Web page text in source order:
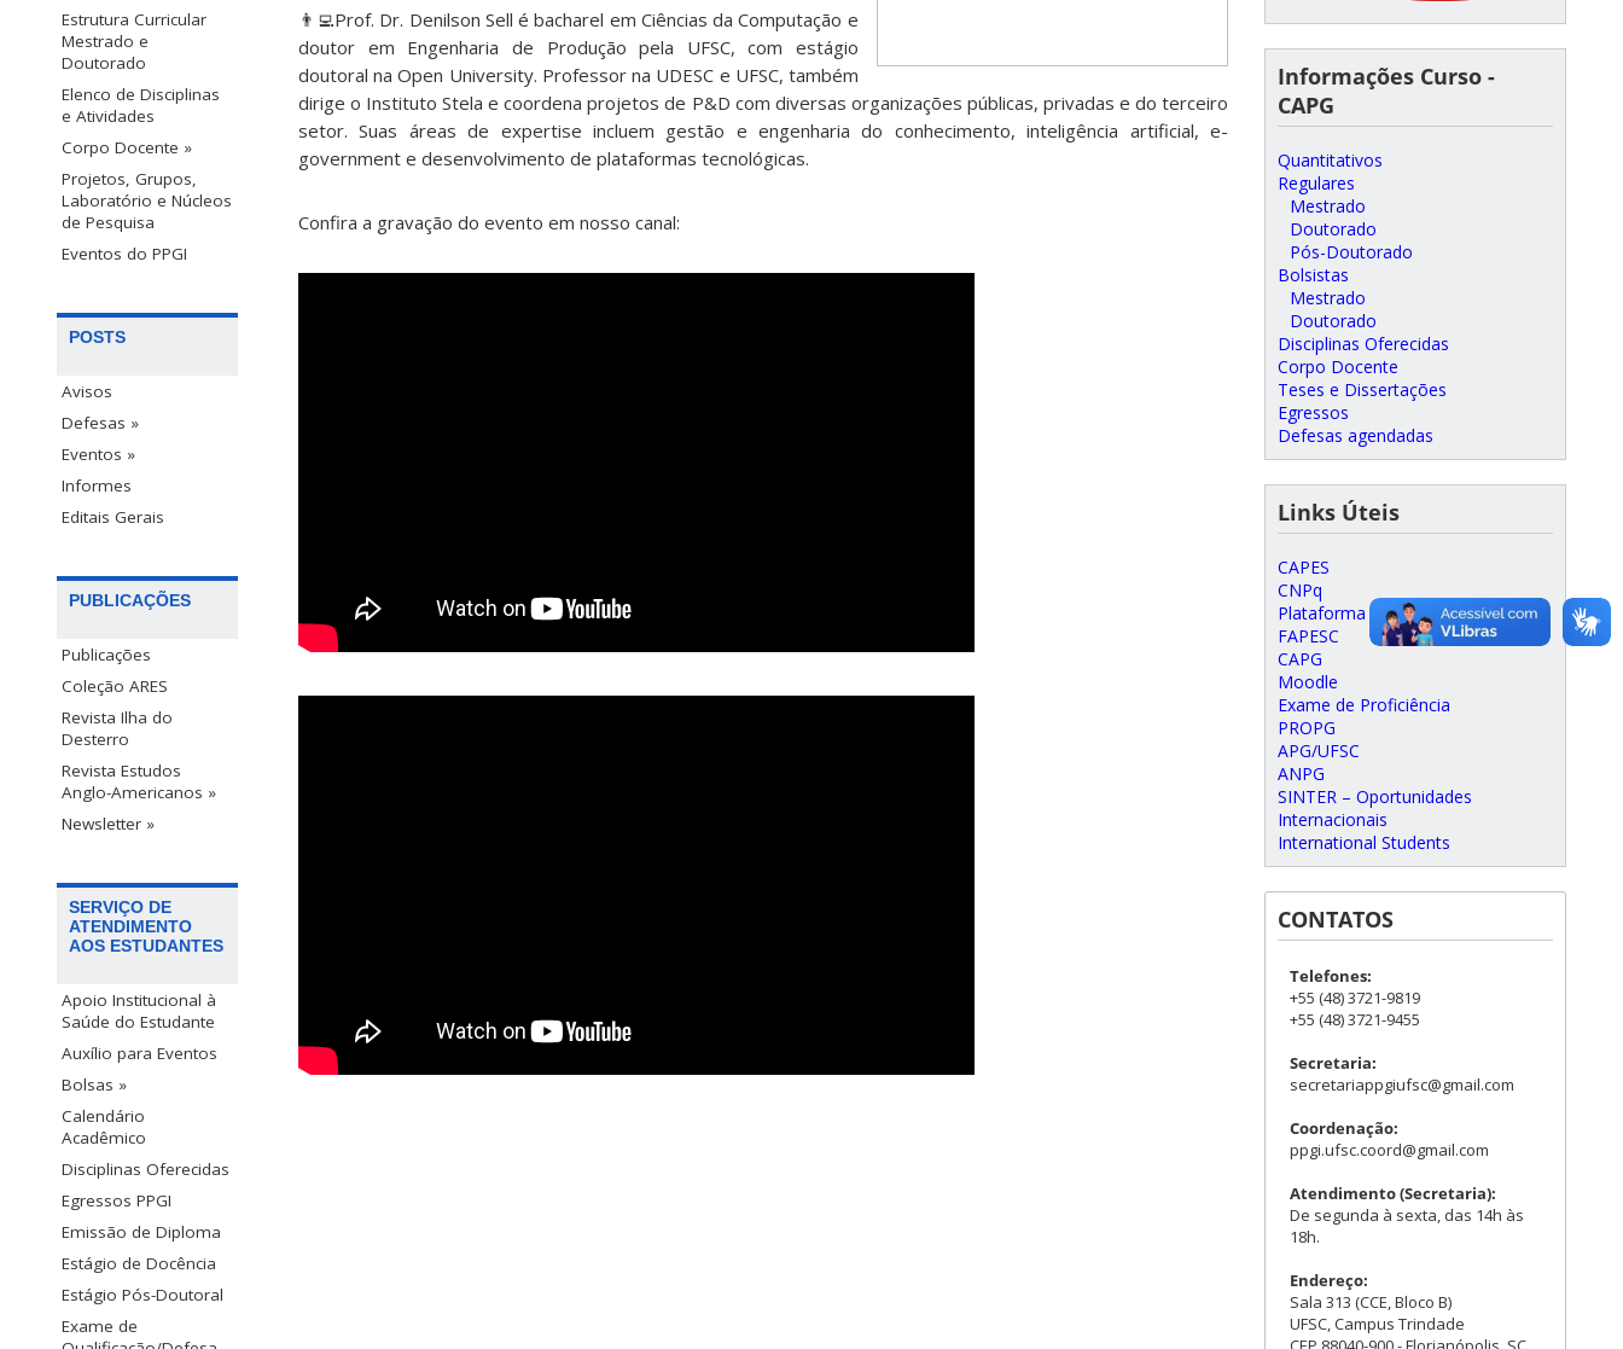
Estrutura Curricular
Mestrado e
Doutorado
Elenco de Disciplinas
e Atividades
Corpo Docente »
Projetos, Grupos,
Laboratório e Núcleos
de Pesquisa
Eventos do PPGI
POSTS
Avisos
Defesas »
Eventos »
Informes
Editais Gerais
PUBLICAÇÕES
Publicações
Coleção ARES
Revista Ilha do
Desterro
Revista Estudos
Anglo-Americanos »
Newsletter »
SERVIÇO DE
ATENDIMENTO
AOS ESTUDANTES
Apoio Institucional à
Saúde do Estudante
Auxílio para Eventos
Bolsas »
Calendário
Acadêmico
Disciplinas Oferecidas
Egressos PPGI
Emissão de Diploma
Estágio de Docência
Estágio Pós-Doutoral
Exame de
👨‍💻Prof. Dr. Denilson Sell é bacharel em Ciências da Computação e
doutor em Engenharia de Produção pela UFSC, com estágio
doutoral na Open University. Professor na UDESC e UFSC, também
dirige o Instituto Stela e coordena projetos de P&D com diversas organizações públicas, privadas e do terceiro
setor. Suas áreas de expertise incluem gestão e engenharia do conhecimento, inteligência artificial, e-
government e desenvolvimento de plataformas tecnológicas.
Confira a gravação do evento em nosso canal:
Informações Curso -
CAPG
Quantitativos
Regulares
Mestrado
Doutorado
Pós-Doutorado
Bolsistas
Mestrado
Doutorado
Disciplinas Oferecidas
Corpo Docente
Teses e Dissertações
Egressos
Defesas agendadas
Links Úteis
CAPES
CNPq
Plataforma Lattes
FAPESC
CAPG
Moodle
Exame de Proficiência
PROPG
APG/UFSC
ANPG
SINTER – Oportunidades
Internacionais
International Students
CONTATOS
Telefones:
+55 (48) 3721-9819
+55 (48) 3721-9455
Secretaria:
secretariappgiufsc@gmail.com
Coordenação:
ppgi.ufsc.coord@gmail.com
Atendimento (Secretaria):
De segunda à sexta, das 14h às
18h.
Endereço:
Sala 313 (CCE, Bloco B)
UFSC, Campus Trindade